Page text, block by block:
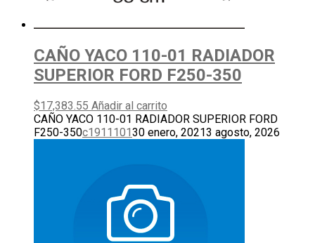
CAÑO YACO 110-01 RADIADOR
SUPERIOR FORD F250-350
$17,383.55 Añadir al carrito
CAÑO YACO 110-01 RADIADOR SUPERIOR FORD
F250-350c191110130 enero, 20213 agosto, 2026